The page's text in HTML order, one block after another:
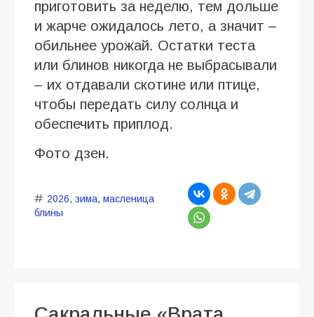
приготовить за неделю, тем дольше
и жарче ожидалось лето, а значит –
обильнее урожай. Остатки теста
или блинов никогда не выбрасывали
– их отдавали скотине или птице,
чтобы передать силу солнца и
обеспечить приплод.
Фото дзен.
2026, зима, масленица
блины